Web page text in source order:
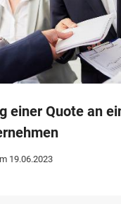
einer Quote an
19.06.2023